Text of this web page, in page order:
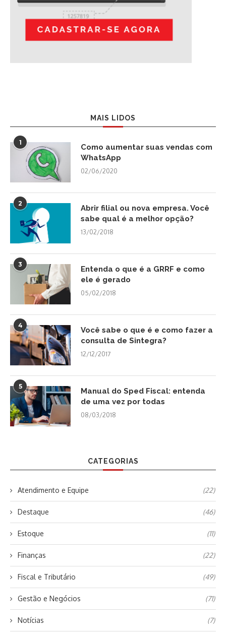
MAIS LIDOS
1
Como aumentar suas vendas com
WhatsApp
02/06/2020
2
Abrir filial ou nova empresa. Você
sabe qual é a melhor opção?
13/02/2018
3
Entenda o que é a GRRF e como
ele é gerado
05/02/2018
4
Você sabe o que é e como fazer a
consulta de Sintegra?
12/12/2017
5
Manual do Sped Fiscal: entenda
de uma vez por todas
08/03/2018
CATEGORIAS
Atendimento e Equipe (22)
Destaque (46)
Estoque (11)
Finanças (22)
Fiscal e Tributário (49)
Gestão e Negócios (71)
Notícias (7)